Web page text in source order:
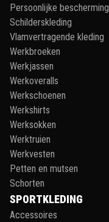
Persoonlijke bescherming
Schilderskleding
Vlamvertragende kleding
Werkbroeken
Werkjassen
Werkoveralls
Werkschoenen
Werkshirts
Werksokken
Werktruien
Werkvesten
Petten en mutsen
Schorten
SPORTKLEDING
Accessoires